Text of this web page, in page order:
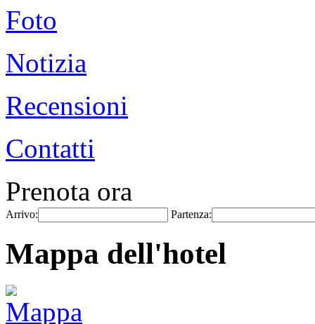
Foto
Notizia
Recensioni
Contatti
Prenota ora
Arrivo: Partenza:
Mappa dell'hotel